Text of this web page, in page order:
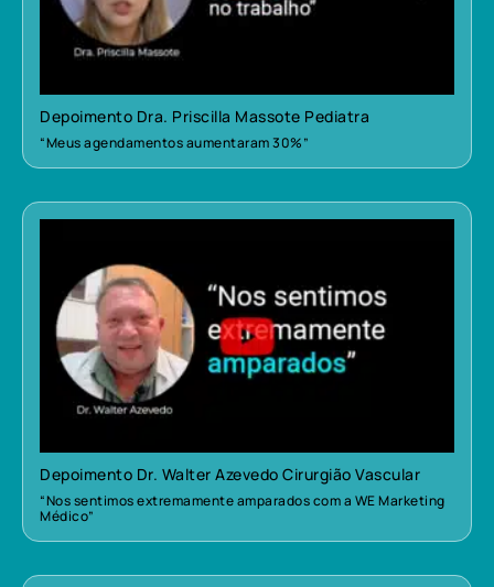
Depoimento Dra. Priscilla Massote Pediatra
“Meus agendamentos aumentaram 30%”
Depoimento Dr. Walter Azevedo Cirurgião Vascular
“Nos sentimos extremamente amparados com a WE Marketing
Médico”